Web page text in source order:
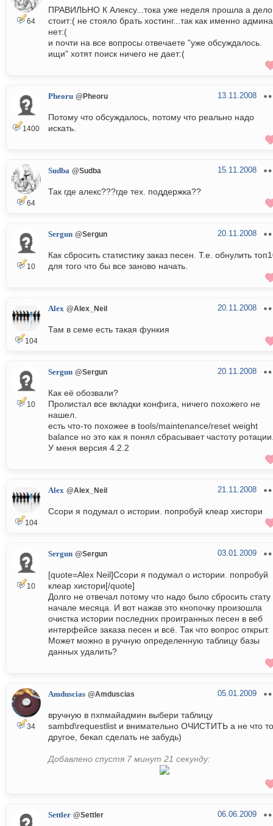
64
ПРАВИЛЬНО К Алексу...тока уже неделя прошла а дело
стоит:( не стояло брать хостинг...так как именно админа
нет:(
и почти на все вопросы отвечаете "уже обсуждалось.
ищи" хотят поиск ничего не дает:(
1400
Pheoru @Pheoru 13.11.2008
Потому что обсуждалось, потому что реально надо
искать.
64
Sudba @Sudba 15.11.2008
Так где алекс???где тех. поддержка??
10
Sergun @Sergun 20.11.2008
Как сбросить статистику заказ песен. Т.е. обнулить
для того что бы все заново начать.
104
Alex @Alex_Neil 20.11.2008
Там в семе есть такая функия
10
Sergun @Sergun 20.11.2008
Как её обозвали?
Пролистал все вкладки конфига, ничего похожего не
нашел.
есть что-то похожее в tools/maintenance/reset weight
balance но это как я понял сбрасывает частоту
У меня версия 4.2.2
104
Alex @Alex_Neil 21.11.2008
Ссори я подумал о истории. попробуй клеар хистори
10
Sergun @Sergun 03.01.2009
[quote=Alex Neil]Ссори я подумал о истории. попробуй
клеар хистори[/quote]
Долго не отвечал потому что надо было сбросить стату
начале месяца. И вот нажав это кнопочку произошла
очистка истории последних проигранных песен в веб
интерфейсе заказа песен и всё. Так что вопрос открыт.
Может можно в ручную определенную таблицу базы
данных удалить?
34
Amduscias @Amduscias 05.01.2009
вручную в пхпмайадмин выбери таблицу
sambd\requestlist и внимательно ОЧИСТИТЬ а не что то
другое, бекап сделать не забудь)
Добавлено спустя 7 минут 21 секунду:
Settler @Settler 06.06.2009